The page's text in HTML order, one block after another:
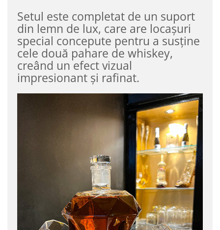
Setul este completat de un suport
din lemn de lux, care are locașuri
special concepute pentru a susține
cele două pahare de whiskey,
creând un efect vizual
impresionant și rafinat.